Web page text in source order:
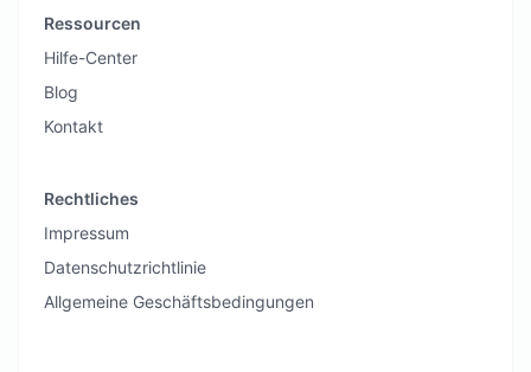
Ressourcen
Hilfe-Center
Blog
Kontakt
Rechtliches
Impressum
Datenschutzrichtlinie
Allgemeine Geschäftsbedingungen